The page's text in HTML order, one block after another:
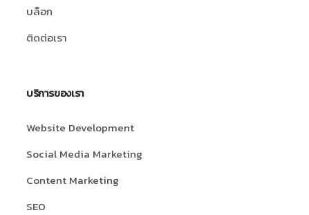
บล็อก
ติดต่อเรา
บริการของเรา
Website Development
Social Media Marketing
Content Marketing
SEO